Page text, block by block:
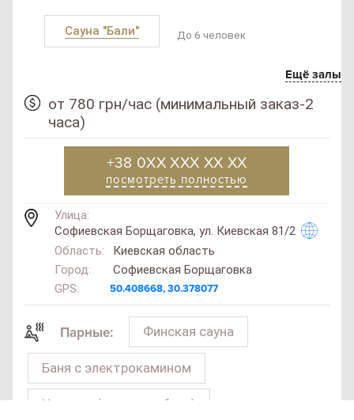
SAN
SPA
(Сан
Сауна "Бали" До 6 человек
Ещё залы
от 780 грн/час (минимальный заказ-2
часа)
+38 0XX XXX XX XX
посмотреть полностью
Улица:
Софиевская Борщаговка, ул. Киевская 81/2
Область:
Киевская область
Город:
Софиевская Борщаговка
GPS:
50.408668, 30.378077
Парные: Финская сауна
Баня с электрокамином
Хаммам (турецкая баня)